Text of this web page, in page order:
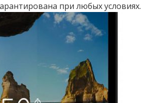
при любых условиях.